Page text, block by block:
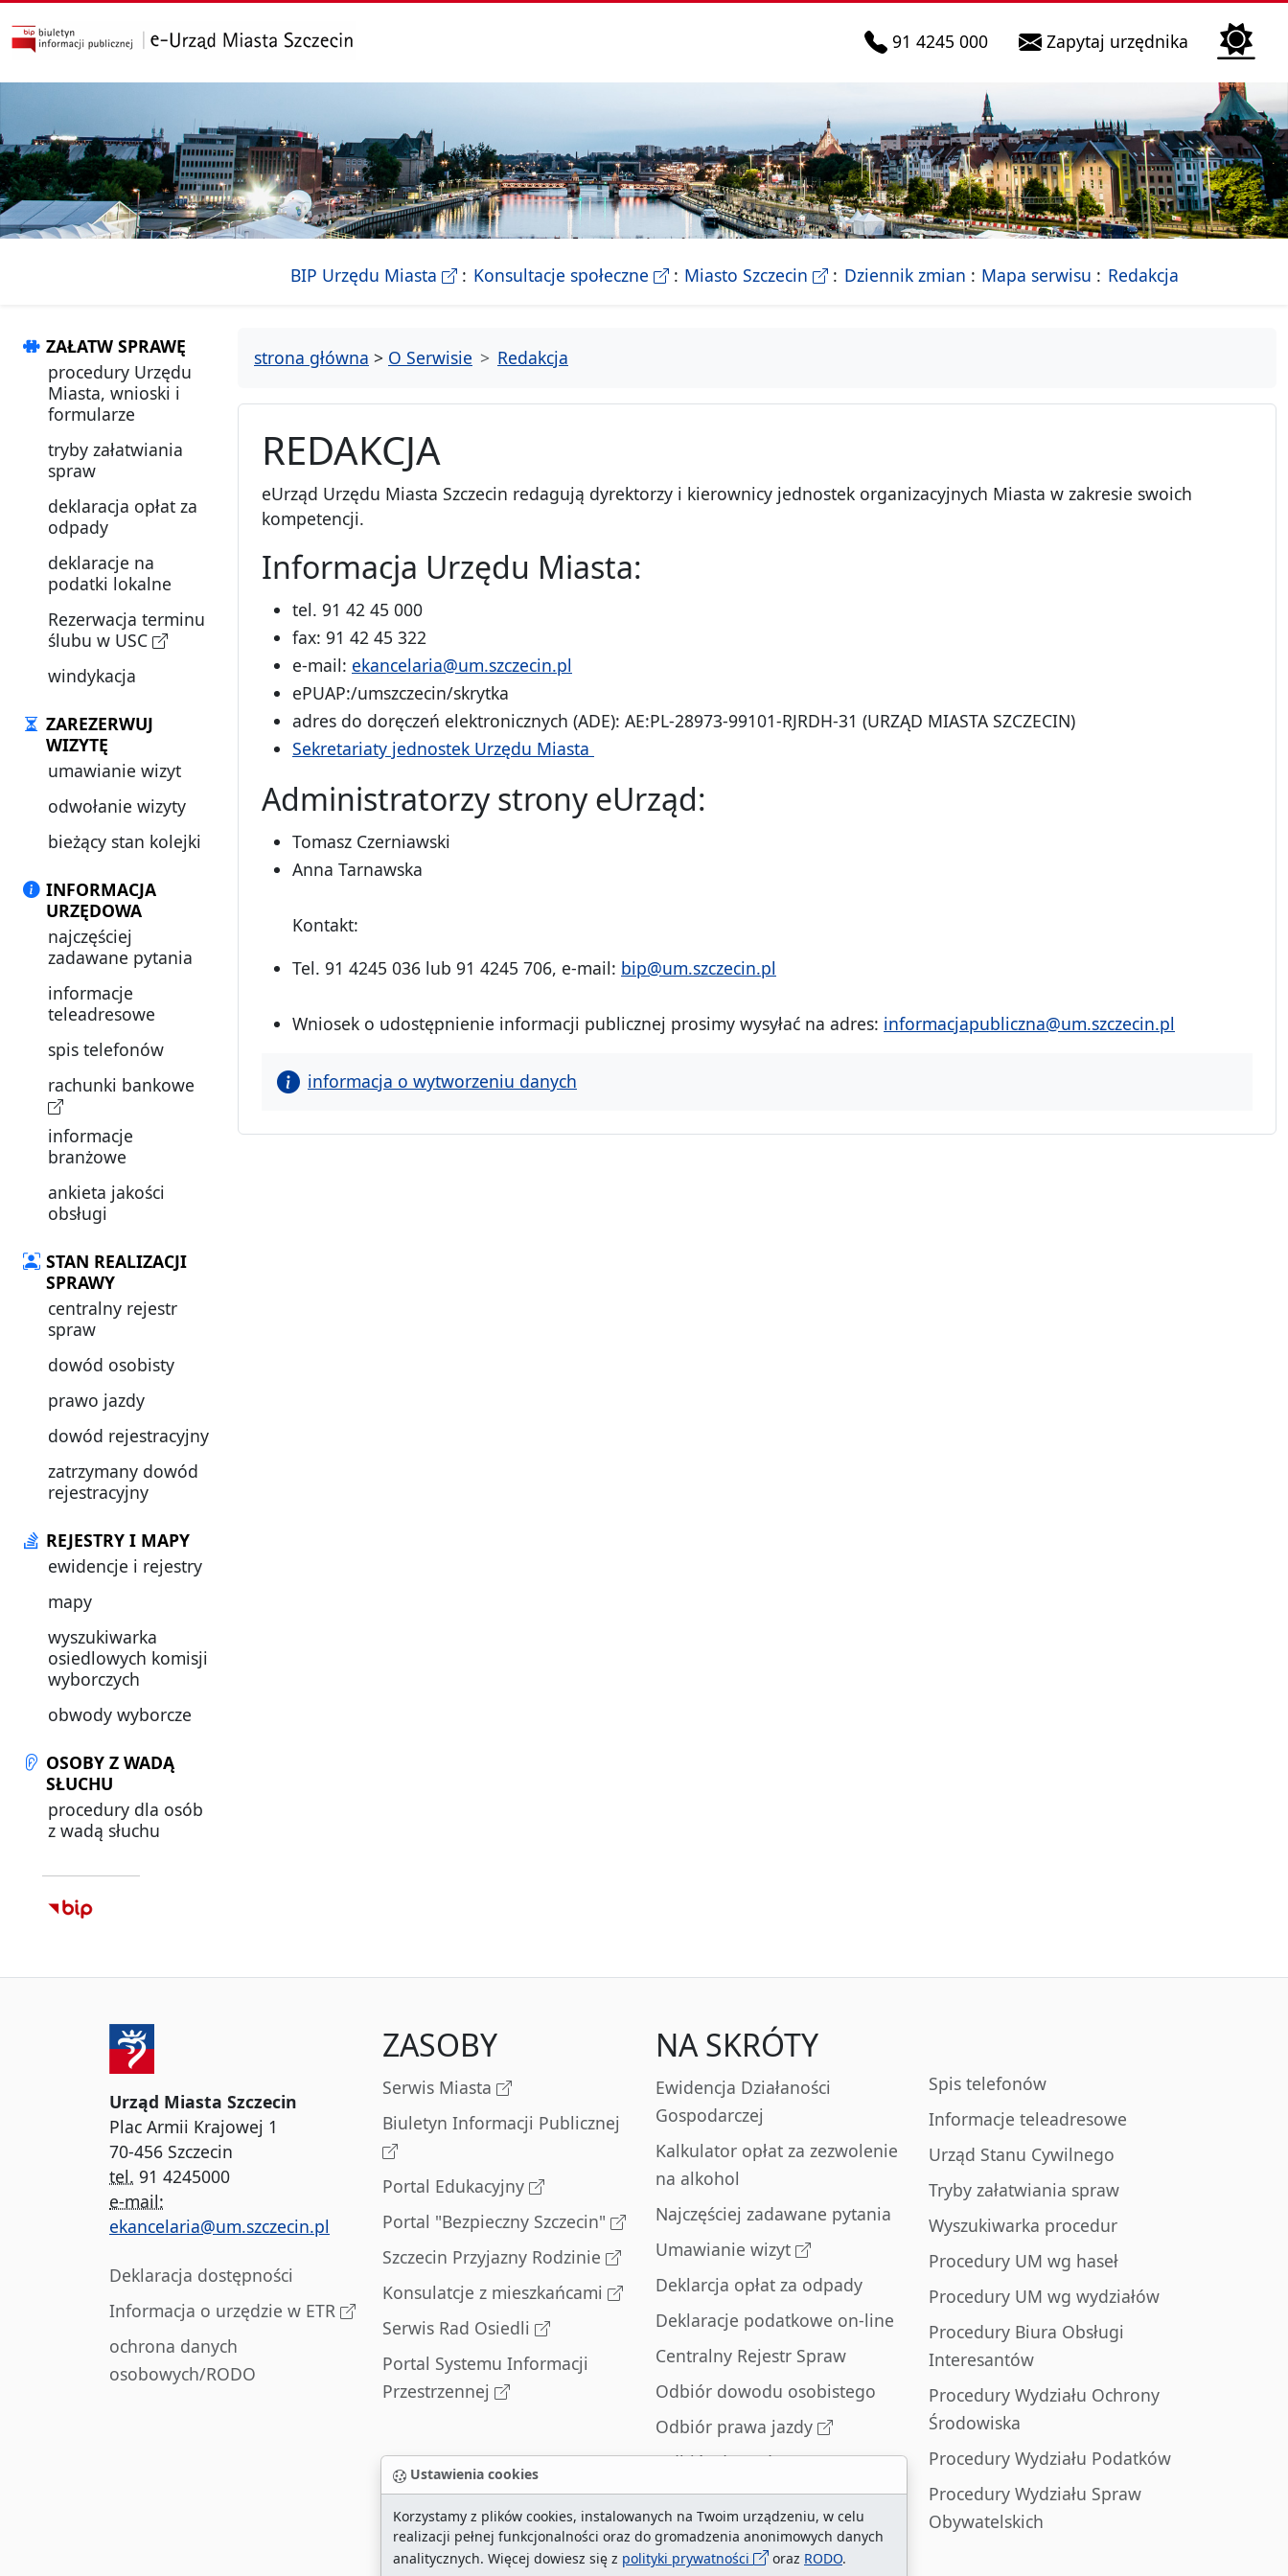
przejdź do głównego menu
Ustawienia cookies
Korzystamy z plików cookies, instalowanych na Twoim urządzeniu, w celu
realizacji pełnej funkcjonalności oraz do gromadzenia anonimowych danych
analitycznych. Więcej dowiesz się z polityki prywatności oraz RODO.
telefon do infolinii:
91 4245 000 Zapytaj urzędnika Biura
BIP Urzędu Miasta - Biletyn Informacji Publicznej Urzedu Miasta Szczecin
Konsultacje społeczne- strona konsultacji Miasta Szczecin
Miasto Szczecin - Oficjalna strona Miasta Szczecin
Dziennik zmian Mapa serwisu - drzewko rozdziałów
Redakcja
ZAŁATW SPRAWĘ
procedury Urzędu
Miasta, wnioski i
formularze
tryby załatwiania
spraw
deklaracja opłat za
odpady
deklaracje na
podatki lokalne
Rezerwacja terminu
ślubu w USC
windykacja
ZAREZERWUJ
WIZYTĘ
umawianie wizyt
odwołanie wizyty
bieżący stan kolejki
INFORMACJA
URZĘDOWA
najczęściej
zadawane pytania
informacje
teleadresowe
spis telefonów
rachunki bankowe
informacje
branżowe
ankieta jakości
obsługi
STAN REALIZACJI
SPRAWY
centralny rejestr
spraw
dowód osobisty
prawo jazdy
dowód rejestracyjny
zatrzymany dowód
rejestracyjny
REJESTRY I MAPY
ewidencje i rejestry
mapy
wyszukiwarka
osiedlowych komisji
wyborczych
obwody wyborcze
OSOBY Z WADĄ
SŁUCHU
procedury dla osób
z wadą słuchu
strona główna > O Serwisie Redakcja
REDAKCJA
eUrząd Urzędu Miasta Szczecin redagują dyrektorzy i kierownicy jednostek organizacyjnych Miasta w zakresie swoich
kompetencji.
Informacja Urzędu Miasta:
tel. 91 42 45 000
fax: 91 42 45 322
e-mail: ekancelaria@um.szczecin.pl
ePUAP:/umszczecin/skrytka
adres do doręczeń elektronicznych (ADE): AE:PL-28973-99101-RJRDH-31 (URZĄD MIASTA SZCZECIN)
Sekretariaty jednostek Urzędu Miasta
Administratorzy strony eUrząd:
Tomasz Czerniawski
Anna Tarnawska
Kontakt:
Tel. 91 4245 036 lub 91 4245 706, e-mail: bip@um.szczecin.pl
Wniosek o udostępnienie informacji publicznej prosimy wysyłać na adres: informacjapubliczna@um.szczecin.pl
informacja o wytworzeniu danych
Urząd Miasta Szczecin
Plac Armii Krajowej 1
70-456 Szczecin
tel. 91 4245000
e-mail:
ekancelaria@um.szczecin.pl
Deklaracja dostępności
Informacja o urzędzie w ETR
ochrona danych
osobowych/RODO
ZASOBY
Serwis Miasta
Biuletyn Informacji Publicznej
Portal Edukacyjny
Portal "Bezpieczny Szczecin"
Szczecin Przyjazny Rodzinie
Konsulatcje z mieszkańcami
Serwis Rad Osiedli
Portal Systemu Informacji
Przestrzennej
NA SKRÓTY
Ewidencja Działaności
Gospodarczej
Kalkulator opłat za zezwolenie
na alkohol
Najczęściej zadawane pytania
Umawianie wizyt
Deklarcja opłat za odpady
Deklaracje podatkowe on-line
Centralny Rejestr Spraw
Odbiór dowodu osobistego
Odbiór prawa jazdy
Odbiór dowodu
rejestracyjnego
Zatrzymane dowody
rejestracyjne
Spis telefonów
Informacje teleadresowe
Urząd Stanu Cywilnego
Tryby załatwiania spraw
Wyszukiwarka procedur
Procedury UM wg haseł
Procedury UM wg wydziałów
Procedury Biura Obsługi
Interesantów
Procedury Wydziału Ochrony
Środowiska
Procedury Wydziału Podatków
Procedury Wydziału Spraw
Obywatelskich